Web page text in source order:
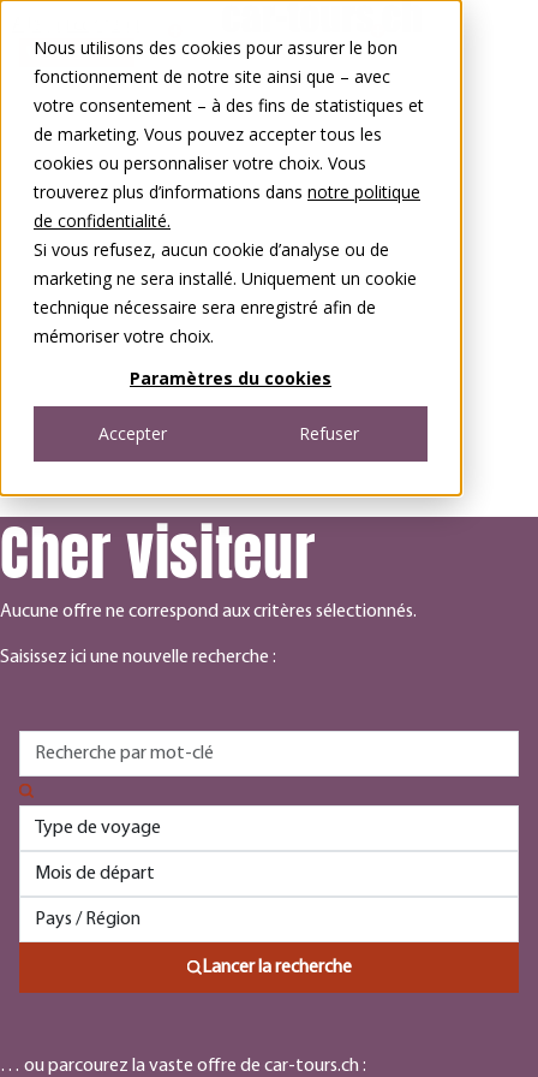
Nous utilisons des cookies pour assurer le bon
fonctionnement de notre site ainsi que – avec
votre consentement – à des fins de statistiques et
de marketing. Vous pouvez accepter tous les
cookies ou personnaliser votre choix. Vous
trouverez plus d’informations dans notre politique
de confidentialité.
Si vous refusez, aucun cookie d’analyse ou de
marketing ne sera installé. Uniquement un cookie
technique nécessaire sera enregistré afin de
mémoriser votre choix.
Paramètres du cookies
Accepter Refuser
0848 00 77 88
Cher visiteur
Aucune offre ne correspond aux critères sélectionnés.
Saisissez ici une nouvelle recherche :
Lancer la recherche
… ou parcourez la vaste offre de car-tours.ch :